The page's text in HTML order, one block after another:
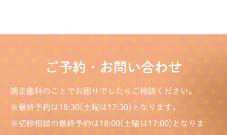
ご予約・お問い合わせ
矯正歯科のことでお困りでしたらご相談ください。
※最終予約は18:30(土曜は17:30)となります。
※初診相談の最終予約は18:00(土曜は17:00)となりま